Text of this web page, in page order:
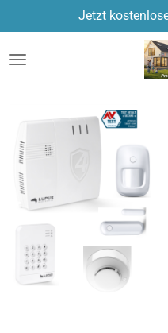
Hauptinhalt
springen
Jetzt